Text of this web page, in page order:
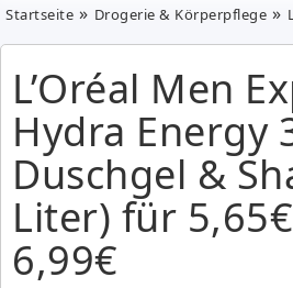
Startseite Drogerie & Körperpflege
L’Oréal Men
Hydra Energy
Duschgel &
Liter) für
6,99€